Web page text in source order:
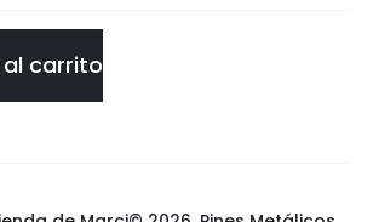
cantidad
carrito